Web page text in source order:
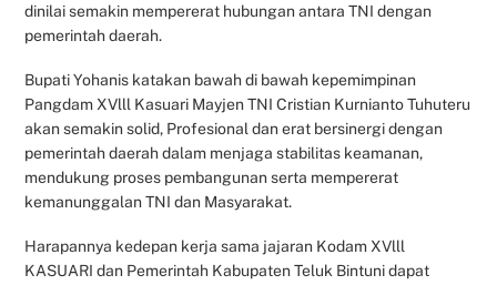
dinilai semakin mempererat hubungan antara TNI dengan
pemerintah daerah.
Bupati Yohanis katakan bawah di bawah kepemimpinan
Pangdam XVlll Kasuari Mayjen TNI Cristian Kurnianto Tuhuteru
akan semakin solid, Profesional dan erat bersinergi dengan
pemerintah daerah dalam menjaga stabilitas keamanan,
mendukung proses pembangunan serta mempererat
kemanunggalan TNI dan Masyarakat.
Harapannya kedepan kerja sama jajaran Kodam XVlll
KASUARI dan Pemerintah Kabupaten Teluk Bintuni dapat